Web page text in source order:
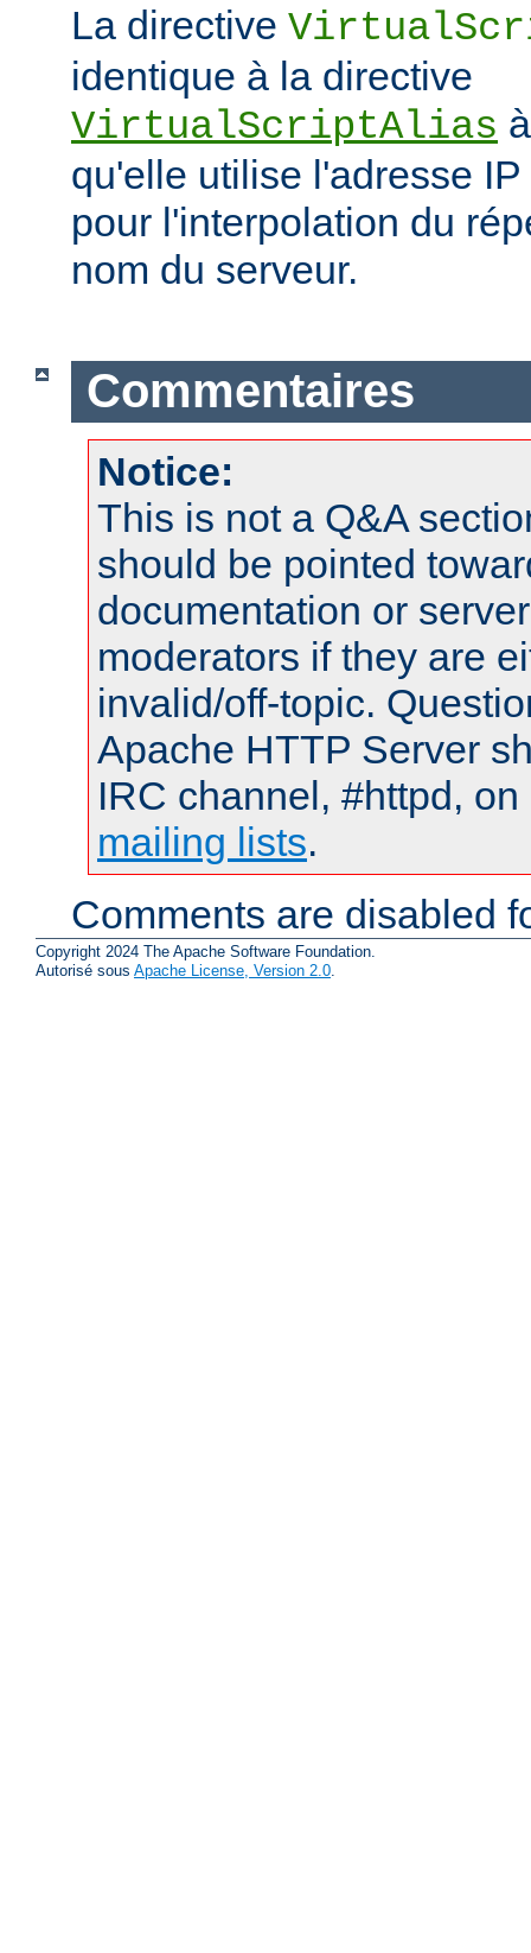
La directive
identique à la directive
VirtualScriptAlias
qu'elle utilise l'adresse
pour l'interpolation du
nom du serveur.
Commentaires
Notice:
This is not a Q&A
should be pointed
documentation or
moderators if they are
invalid/off-topic.
Apache HTTP Server
IRC channel, #httpd,
mailing lists.
Comments are disabled
Copyright 2024 The Apache Software Foundation.
Autorisé sous Apache License, Version 2.0